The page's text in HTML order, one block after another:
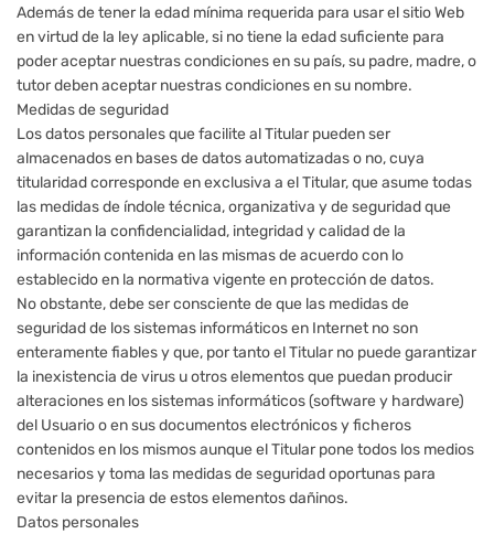
Además de tener la edad mínima requerida para usar el sitio Web
en virtud de la ley aplicable, si no tiene la edad suficiente para
poder aceptar nuestras condiciones en su país, su padre, madre, o
tutor deben aceptar nuestras condiciones en su nombre.
Medidas de seguridad
Los datos personales que facilite al Titular pueden ser
almacenados en bases de datos automatizadas o no, cuya
titularidad corresponde en exclusiva a el Titular, que asume todas
las medidas de índole técnica, organizativa y de seguridad que
garantizan la confidencialidad, integridad y calidad de la
información contenida en las mismas de acuerdo con lo
establecido en la normativa vigente en protección de datos.
No obstante, debe ser consciente de que las medidas de
seguridad de los sistemas informáticos en Internet no son
enteramente fiables y que, por tanto el Titular no puede garantizar
la inexistencia de virus u otros elementos que puedan producir
alteraciones en los sistemas informáticos (software y hardware)
del Usuario o en sus documentos electrónicos y ficheros
contenidos en los mismos aunque el Titular pone todos los medios
necesarios y toma las medidas de seguridad oportunas para
evitar la presencia de estos elementos dañinos.
Datos personales